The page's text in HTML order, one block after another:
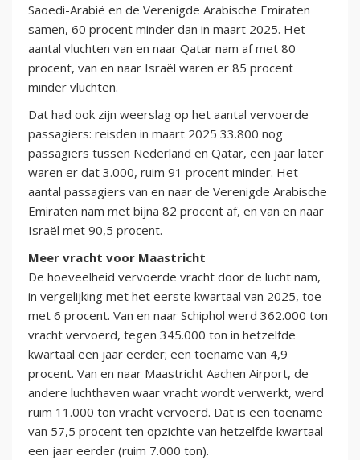
Saoedi-Arabië en de Verenigde Arabische Emiraten
samen, 60 procent minder dan in maart 2025. Het
aantal vluchten van en naar Qatar nam af met 80
procent, van en naar Israël waren er 85 procent
minder vluchten.
Dat had ook zijn weerslag op het aantal vervoerde
passagiers: reisden in maart 2025 33.800 nog
passagiers tussen Nederland en Qatar, een jaar later
waren er dat 3.000, ruim 91 procent minder. Het
aantal passagiers van en naar de Verenigde Arabische
Emiraten nam met bijna 82 procent af, en van en naar
Israël met 90,5 procent.
Meer vracht voor Maastricht
De hoeveelheid vervoerde vracht door de lucht nam,
in vergelijking met het eerste kwartaal van 2025, toe
met 6 procent. Van en naar Schiphol werd 362.000 ton
vracht vervoerd, tegen 345.000 ton in hetzelfde
kwartaal een jaar eerder; een toename van 4,9
procent. Van en naar Maastricht Aachen Airport, de
andere luchthaven waar vracht wordt verwerkt, werd
ruim 11.000 ton vracht vervoerd. Dat is een toename
van 57,5 procent ten opzichte van hetzelfde kwartaal
een jaar eerder (ruim 7.000 ton).